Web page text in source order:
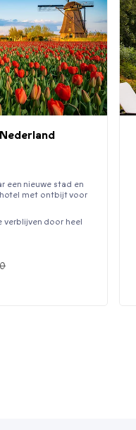
een nieuwe stad en
met ontbijt voor
verblijven door heel